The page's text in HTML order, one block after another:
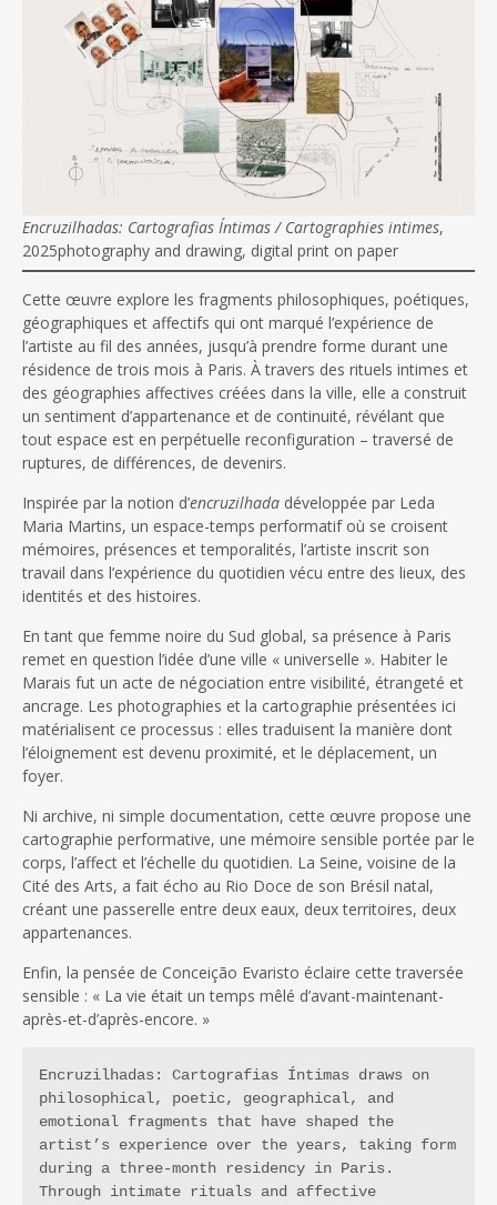
Encruzilhadas: Cartografias Íntimas / Cartographies intimes,
2025photography and drawing, digital print on paper
Cette œuvre explore les fragments philosophiques, poétiques,
géographiques et affectifs qui ont marqué l’expérience de
l’artiste au fil des années, jusqu’à prendre forme durant une
résidence de trois mois à Paris. À travers des rituels intimes et
des géographies affectives créées dans la ville, elle a construit
un sentiment d’appartenance et de continuité, révélant que
tout espace est en perpétuelle reconfiguration – traversé de
ruptures, de différences, de devenirs.
Inspirée par la notion d’encruzilhada développée par Leda
Maria Martins, un espace-temps performatif où se croisent
mémoires, présences et temporalités, l’artiste inscrit son
travail dans l’expérience du quotidien vécu entre des lieux, des
identités et des histoires.
En tant que femme noire du Sud global, sa présence à Paris
remet en question l’idée d’une ville « universelle ». Habiter le
Marais fut un acte de négociation entre visibilité, étrangeté et
ancrage. Les photographies et la cartographie présentées ici
matérialisent ce processus : elles traduisent la manière dont
l’éloignement est devenu proximité, et le déplacement, un
foyer.
Ni archive, ni simple documentation, cette œuvre propose une
cartographie performative, une mémoire sensible portée par le
corps, l’affect et l’échelle du quotidien. La Seine, voisine de la
Cité des Arts, a fait écho au Rio Doce de son Brésil natal,
créant une passerelle entre deux eaux, deux territoires, deux
appartenances.
Enfin, la pensée de Conceição Evaristo éclaire cette traversée
sensible : « La vie était un temps mêlé d’avant-maintenant-
après-et-d’après-encore. »
Encruzilhadas: Cartografias Íntimas draws on
philosophical, poetic, geographical, and
emotional fragments that have shaped the
artist’s experience over the years, taking form
during a three-month residency in Paris.
Through intimate rituals and affective